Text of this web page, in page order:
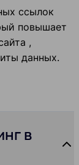
ссылок
повышает
,
данных.
в